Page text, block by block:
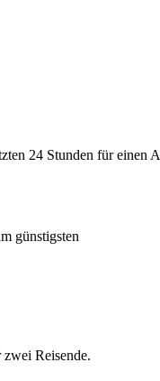
24 Stunden für
günstigsten
Reisende.